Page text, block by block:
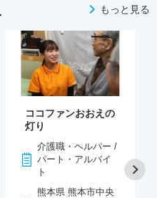
もっと見る
ココファンおおえの
灯り
介護職・ヘルパー /
パート・アルバイ
ト
熊本県 熊本市中央